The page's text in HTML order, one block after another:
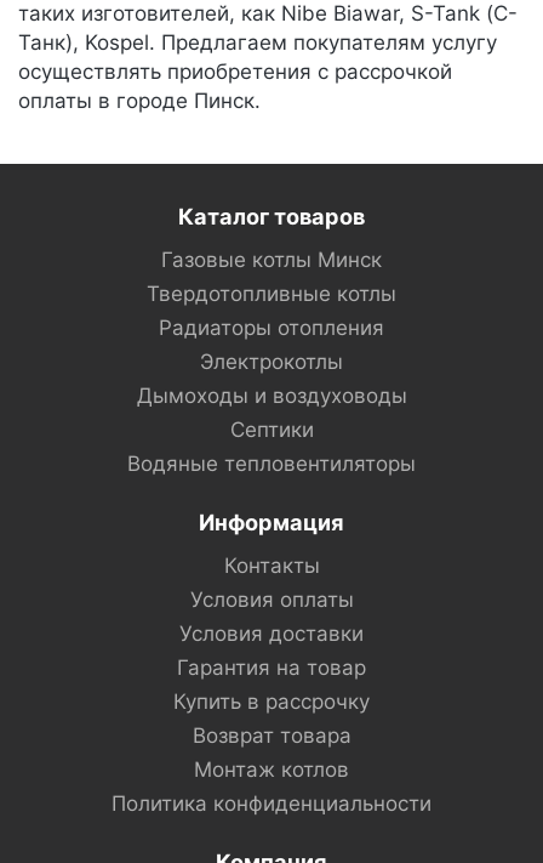
таких изготовителей, как Nibe Biawar, S-Tank (С-
Танк), Kospel. Предлагаем покупателям услугу
осуществлять приобретения с рассрочкой
оплаты в городе Пинск.
Каталог товаров
Газовые котлы Минск
Твердотопливные котлы
Радиаторы отопления
Электрокотлы
Дымоходы и воздуховоды
Септики
Водяные тепловентиляторы
Информация
Контакты
Условия оплаты
Условия доставки
Гарантия на товар
Купить в рассрочку
Возврат товара
Монтаж котлов
Политика конфиденциальности